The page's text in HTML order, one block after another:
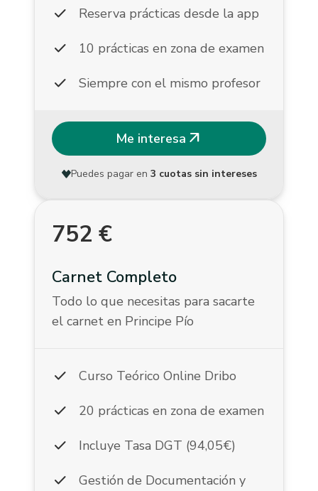
check Reserva prácticas desde la app
check 10 prácticas en zona de examen
check Siempre con el mismo profesor
Me interesa arrow_outward
Puedes pagar en 3 cuotas sin intereses
752 €
Carnet Completo
Todo lo que necesitas para sacarte
el carnet en Principe Pío
check Curso Teórico Online Dribo
check 20 prácticas en zona de examen
check Incluye Tasa DGT (94,05€)
check
Gestión de Documentación y